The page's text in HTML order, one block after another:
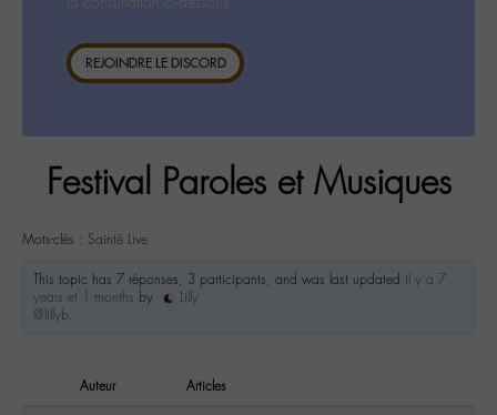
REJOINDRE LE DISCORD
Festival Paroles et Musiques
Mots-clés : Sainté Live
This topic has 7 réponses, 3 participants, and was last updated il y a 7
years et 1 months by
Lilly
@lillyb.
Auteur Articles